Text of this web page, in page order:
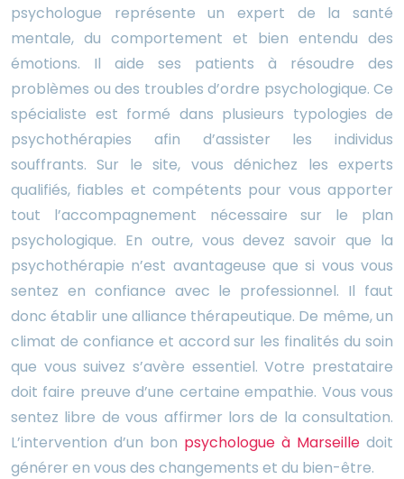
psychologue représente un expert de la santé
mentale, du comportement et bien entendu des
émotions. Il aide ses patients à résoudre des
problèmes ou des troubles d’ordre psychologique. Ce
spécialiste est formé dans plusieurs typologies de
psychothérapies afin d’assister les individus
souffrants. Sur le site, vous dénichez les experts
qualifiés, fiables et compétents pour vous apporter
tout l’accompagnement nécessaire sur le plan
psychologique. En outre, vous devez savoir que la
psychothérapie n’est avantageuse que si vous vous
sentez en confiance avec le professionnel. Il faut
donc établir une alliance thérapeutique. De même, un
climat de confiance et accord sur les finalités du soin
que vous suivez s’avère essentiel. Votre prestataire
doit faire preuve d’une certaine empathie. Vous vous
sentez libre de vous affirmer lors de la consultation.
L’intervention d’un bon psychologue à Marseille doit
générer en vous des changements et du bien-être.